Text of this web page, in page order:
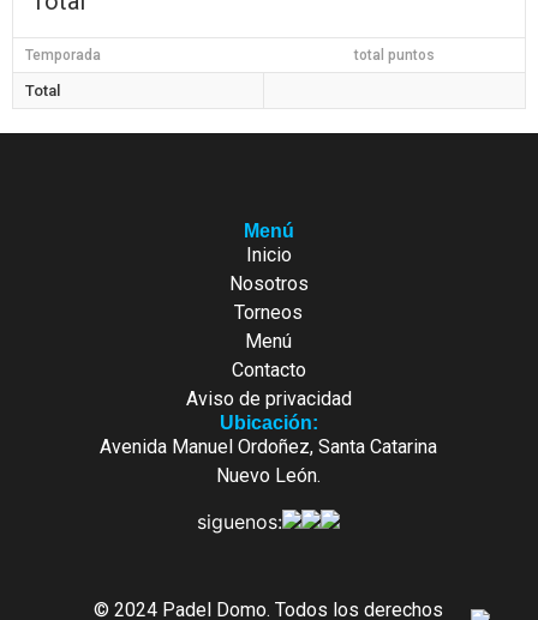
Temporada total puntos
Total
Menú
Inicio
Nosotros
Torneos
Menú
Contacto
Aviso de privacidad
Ubicación:
Avenida Manuel Ordoñez, Santa Catarina
Nuevo León.
siguenos:
© 2024 Padel Domo. Todos los derechos